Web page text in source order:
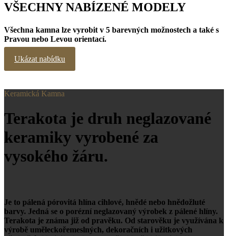
VŠECHNY NABÍZENÉ MODELY
Všechna kamna lze vyrobit v 5 barevných možnostech a také s
Pravou nebo Levou orientací.
Ukázat nabídku
Keramická Kamna
Terakota je druh neglazované
keramiky vyrobené za
vysokého žáru.
Je to pálená pórovitá hlína cihlové, hnědé nebo hnědožluté
barvy. Jedná se o porézní neglazovaný výrobek z pálené hlíny.
Terakota je známa již od pravěku. Od starověku je využívána k
výrobě uměleckořemeslných, dekoračních i užitkových